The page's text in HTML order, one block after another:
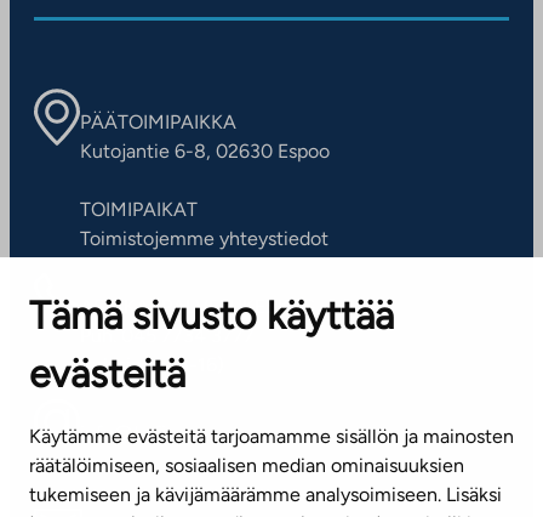
Tämä sivusto käyttää
evästeitä
Käytämme evästeitä tarjoamamme sisällön ja mainosten
räätälöimiseen, sosiaalisen median ominaisuuksien
tukemiseen ja kävijämäärämme analysoimiseen. Lisäksi
PÄÄTOIMIPAIKKA
Kutojantie 6-8, 02630 Espoo
TOIMIPAIKAT
Toimistojemme yhteystiedot
ASIAKASPALVELUKESKUS
Puh. 045 7734 3777
(arkisin klo 8-16)
info@ta.fi